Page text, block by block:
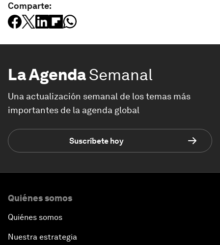
Comparte:
La AgendaSemanal
Una actualización semanal de los temas más
importantes de la agenda global
Suscríbete hoy
Quiénes somos
Quiénes somos
Nuestra estrategia